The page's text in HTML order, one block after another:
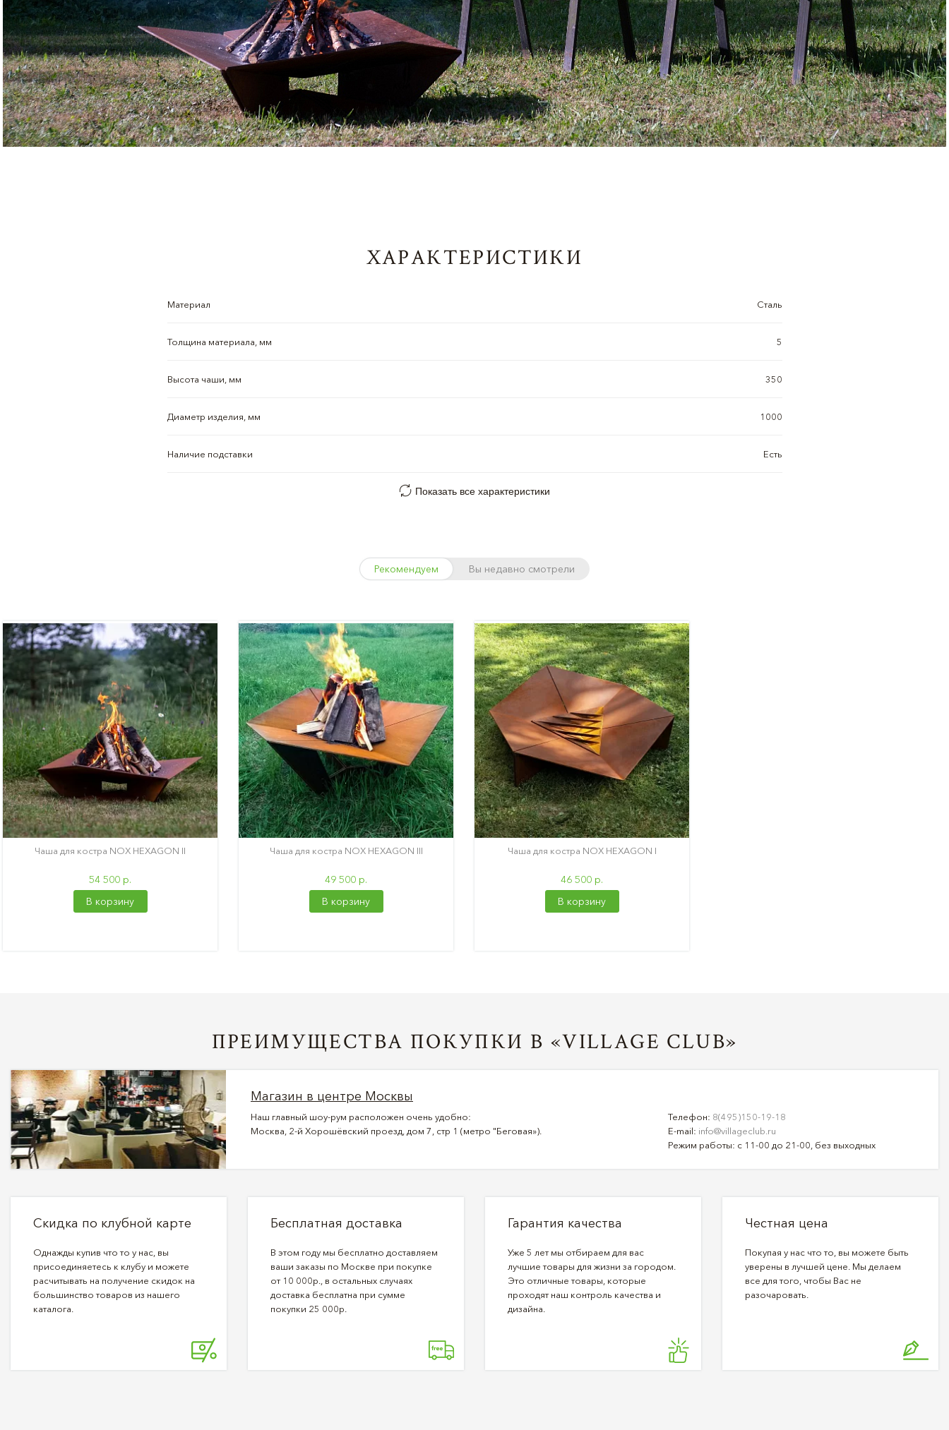
ХАРАКТЕРИСТИКИ
Материал Сталь
Толщина материала, мм 5
Высота чаши, мм 350
Диаметр изделия, мм 1000
Наличие подставки Есть
Показать все характеристики
Рекомендуем Вы недавно смотрели
Чаша для костра NOX HEXAGON II
54 500 р.
В корзину
Чаша для костра NOX HEXAGON III
49 500 р.
В корзину
Чаша для костра NOX HEXAGON I
46 500 р.
В корзину
ПРЕИМУЩЕСТВА ПОКУПКИ В «VILLAGE CLUB»
Магазин в центре Москвы
Наш главный шоу-рум расположен очень удобно:
Москва, 2-й Хорошёвский проезд, дом 7, стр 1 (метро "Беговая»).
Телефон: 8(495)150-19-18
E-mail: info@villageclub.ru
Режим работы: с 11-00 до 21-00, без выходных
Скидка по клубной карте
Однажды купив что то у нас, вы
присоединяетесь к клубу и можете
расчитывать на получение скидок на
большинство товаров из нашего
каталога.
Бесплатная доставка
В этом году мы бесплатно доставляем
ваши заказы по Москве при покупке
от 10 000р., в остальных случаях
доставка бесплатна при сумме
покупки 25 000р.
Гарантия качества
Уже 5 лет мы отбираем для вас
лучшие товары для жизни за городом.
Это отличные товары, которые
проходят наш контроль качества и
дизайна.
Честная цена
Покупая у нас что то, вы можете быть
уверены в лучшей цене. Мы делаем
все для того, чтобы Вас не
разочаровать.